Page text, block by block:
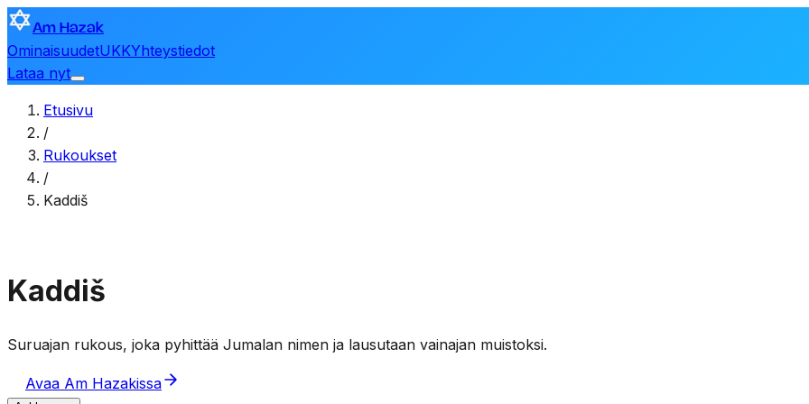
Am Hazak
OminaisuudetUKKYhteystiedot
Lataa nyt
Etusivu
/
Rukoukset
/
Kaddiš
Kaddiš
Suruajan rukous, joka pyhittää Jumalan nimen ja lausutaan vainajan muistoksi.
Avaa Am Hazakissa